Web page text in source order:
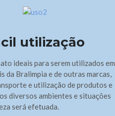
utilização
ideais para serem utilizados em
da Bralimpia e de outras marcas,
e utilização de produtos e
diversos ambientes e situações
será efetuada.